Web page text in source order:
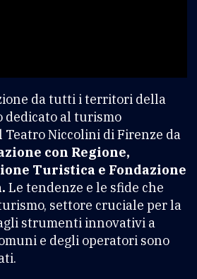
da tutti i territori della
dedicato al turismo
Teatro Niccolini di Firenze da
con Regione,
Turistica e Fondazione
Le tendenze e le sfide che
settore cruciale per la
strumenti innovativi a
e degli operatori sono